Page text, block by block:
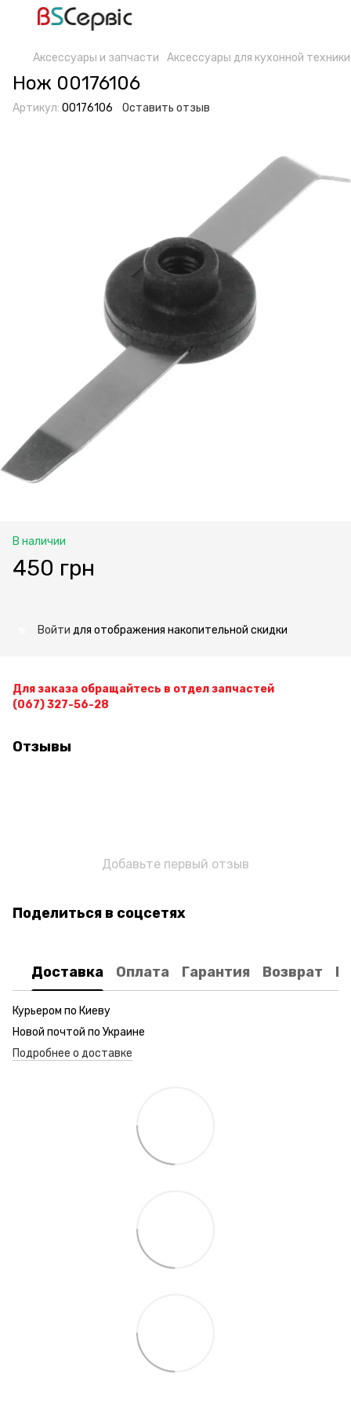
Аксессуары и запчасти Аксессуары для кухонной техники
Нож 00176106
Артикул: 00176106 Оставить отзыв
В наличии
450 грн
Войти для отображения накопительной скидки
Для заказа обращайтесь в отдел запчастей
(067) 327-56-28
Отзывы
Добавьте первый отзыв
Поделиться в соцсетях
Доставка Оплата Гарантия Возврат
Курьером по Киеву
Новой почтой по Украине
Подробнее о доставке